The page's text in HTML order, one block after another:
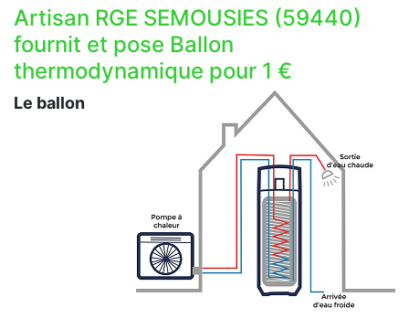
Artisan RGE SEMOUSIES (59440)
fournit et pose Ballon
thermodynamique pour 1 €
Le ballon